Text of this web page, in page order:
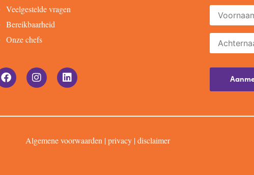
Veelgestelde vragen
Bereikbaarheid
Onze chefs
Algemene voorwaarden |privacy |disclaimer